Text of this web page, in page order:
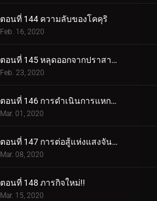
ตอนที่ 144 ความลับของโคคุริ
Feb. 16, 2020
ตอนที่ 145 หลุดออกจากปราสาทโฮซึกิ
Feb. 23, 2020
ตอนที่ 146 การดำเนินการแหกคุก
Mar. 01, 2020
ตอนที่ 147 การต่อสู้แห่งแสงจันทร์อันเป็นเวรกรรม
Mar. 08, 2020
ตอนที่ 148 ภารกิจใหม่!!
Mar. 15, 2020